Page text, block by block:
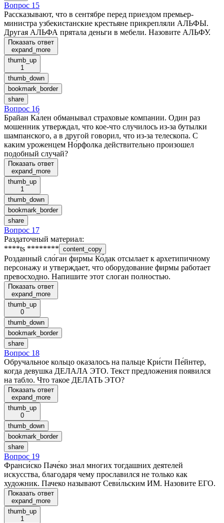
Вопрос 15
Рассказывают, что в сентябре перед приездом премьер-
министра узбекистанские крестьяне прикрепляли АЛЬФЫ.
Другая АЛЬФА прятала деньги в мебели. Назовите АЛЬФУ.
Показать ответ
expand_more
thumb_up
1
thumb_down
bookmark_border
share
Вопрос 16
Брайан Ка́лен обманывал страховые компании. Один раз
мошенник утверждал, что кое-что случилось из-за бутылки
шампанского, а в другой говорил, что из-за телескопа. С
каким уроженцем Но́рфолка действительно произошел
подобный случай?
Показать ответ
expand_more
thumb_up
1
thumb_down
bookmark_border
share
Вопрос 17
Раздаточный материал:
****ts ******** content_copy
Розданный сло́ган фирмы Ко́дак отсылает к архетипичному
персонажу и утверждает, что оборудование фирмы работает
превосходно. Напишите этот слоган полностью.
Показать ответ
expand_more
thumb_up
0
thumb_down
bookmark_border
share
Вопрос 18
Обручальное кольцо оказалось на пальце Кри́сти Пе́йнтер,
когда девушка ДЕЛАЛА ЭТО. Текст предложения появился
на табло. Что такое ДЕЛАТЬ ЭТО?
Показать ответ
expand_more
thumb_up
0
thumb_down
bookmark_border
share
Вопрос 19
Франси́ско Паче́ко знал многих тогдашних деятелей
искусства, благодаря чему прославился не только как
художник. Пачеко называют Севи́льским ИМ. Назовите ЕГО.
Показать ответ
expand_more
thumb_up
1